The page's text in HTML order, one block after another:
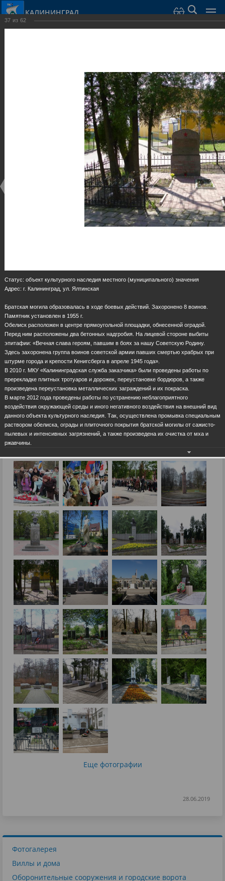
КАЛИНИНГРАД
Скульптуры и мемориалы
Еще фотографии
28.06.2019
Фотогалерея
Виллы и дома
Оборонительные сооружения и городские ворота
37 из 62
Статус: объект культурного наследия местного (муниципального) значения
Адрес: г. Калининград, ул. Ялтинская
Братская могила образовалась в ходе боевых действий. Захоронено 8 воинов.
Памятник установлен в 1955 г.
Обелиск расположен в центре прямоугольной площадки, обнесенной оградой.
Перед ним расположены два бетонных надгробия. На лицевой стороне выбиты
эпитафии: «Вечная слава героям, павшим в боях за нашу Советскую Родину.
Здесь захоронена группа воинов советской армии павших смертью храбрых при
штурме города и крепости Кенигсберга в апреле 1945 года».
В 2010 г. МКУ «Калининградская служба заказчика» были проведены работы по
пререкладке плитных тротуаров и дорожек, переустановке бордюров, а также
произведена переустановка металлических заграждений и их покраска.
В марте 2012 года проведены работы по устранению неблагоприятного
воздействия окружающей среды и иного негативного воздействия на внешний вид
данного объекта культурного наследия. Так, осуществлена промывка специальным
раствором обелиска, ограды и плиточного покрытия братской могилы от сажисто-
пылевых и интенсивных загрязнений, а также произведена их очистка от мха и
ржавчины.